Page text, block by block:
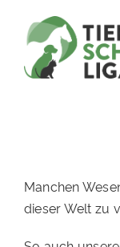
content
MITMACHEN
FÖRDERN &
Manchen
dieser Welt zu